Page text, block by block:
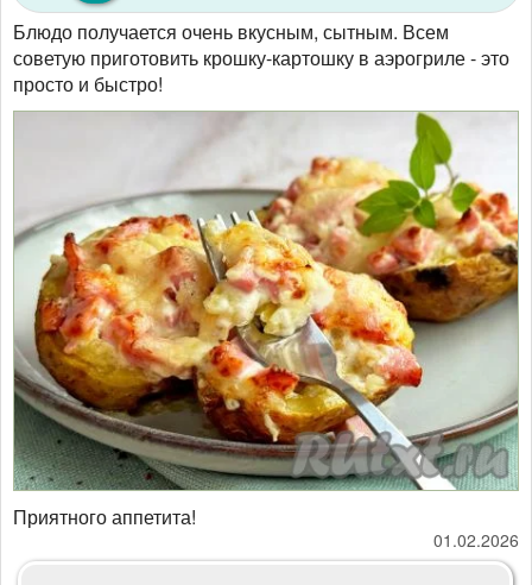
Блюдо получается очень вкусным, сытным. Всем
советую приготовить крошку-картошку в аэрогриле - это
просто и быстро!
Приятного аппетита!
01.02.2026